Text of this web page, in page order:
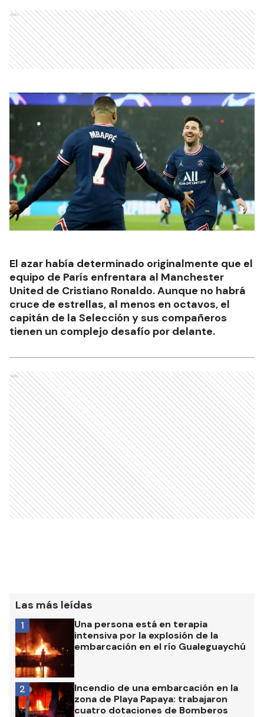
Ads
El azar había determinado originalmente que el
equipo de París enfrentara al Manchester
United de Cristiano Ronaldo. Aunque no habrá
cruce de estrellas, al menos en octavos, el
capitán de la Selección y sus compañeros
tienen un complejo desafío por delante.
Ads
Las más leídas
Una persona está en terapia
intensiva por la explosión de la
embarcación en el río Gualeguaychú
1
Incendio de una embarcación en la
zona de Playa Papaya: trabajaron
cuatro dotaciones de Bomberos
2